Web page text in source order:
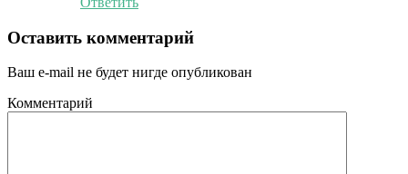
Оставить комментарий
Ваш e-mail не будет нигде опубликован
Комментарий